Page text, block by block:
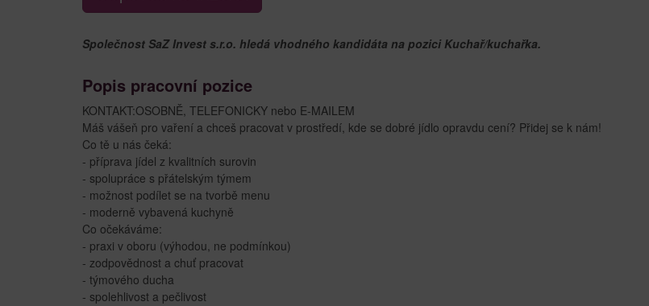
Společnost SaZ Invest s.r.o. hledá vhodného kandidáta na pozici Kuchař/kuchařka.
Popis pracovní pozice
KONTAKT:OSOBNĚ, TELEFONICKY nebo E-MAILEM
Máš vášeň pro vaření a chceš pracovat v prostředí, kde se dobré jídlo opravdu cení? Přidej se k nám!
Co tě u nás čeká:
- příprava jídel z kvalitních surovin
- spolupráce s přátelským týmem
- možnost podílet se na tvorbě menu
- moderně vybavená kuchyně
Co očekáváme:
- praxi v oboru (výhodou, ne podmínkou)
- zodpovědnost a chuť pracovat
- týmového ducha
- spolehlivost a pečlivost